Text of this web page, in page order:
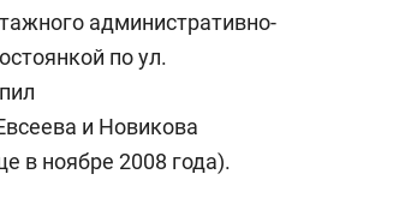
административно-
по ул.
и Новикова
в ноябре 2008 года).